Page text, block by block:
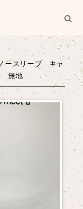
ースリーブ キャ
無地